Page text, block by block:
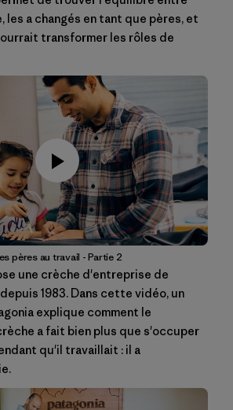
les a changés en tant que pères, et
transformer les rôles de
pères au travail - Partie 2
une crèche d'entreprise de
1983. Dans cette vidéo, un
explique comment le
a fait bien plus que s'occuper
qu'il travaillait : il a